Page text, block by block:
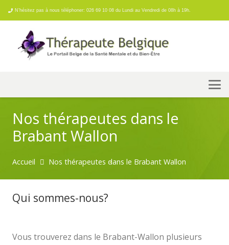
N’hésitez pas à nous téléphoner: 026 69 10 08 du Lundi au Vendredi de 08h à 19h.
Nos thérapeutes dans le
Brabant Wallon
Accueil Nos thérapeutes dans le Brabant Wallon
Qui sommes-nous?
Vous trouverez dans le Brabant-Wallon plusieurs